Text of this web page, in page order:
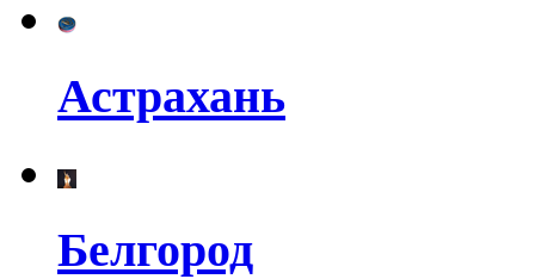
Астрахань
Белгород